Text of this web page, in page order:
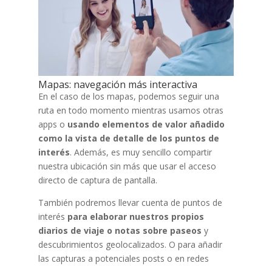
Mapas: navegación más interactiva
En el caso de los mapas, podemos seguir una
ruta en todo momento mientras usamos otras
apps o usando elementos de valor añadido
como la vista de detalle de los puntos de
interés. Además, es muy sencillo compartir
nuestra ubicación sin más que usar el acceso
directo de captura de pantalla.
También podremos llevar cuenta de puntos de
interés para elaborar nuestros propios
diarios de viaje o notas sobre paseos y
descubrimientos geolocalizados. O para añadir
las capturas a potenciales posts o en redes